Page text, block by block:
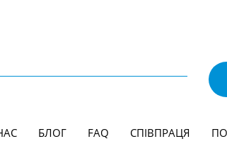
БЛОГ FAQ СПІВПРАЦЯ